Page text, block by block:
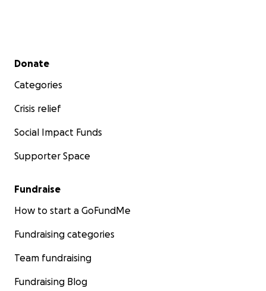
Secondary menu
Donate
Categories
Crisis relief
Social Impact Funds
Supporter Space
Fundraise
How to start a GoFundMe
Fundraising categories
Team fundraising
Fundraising Blog